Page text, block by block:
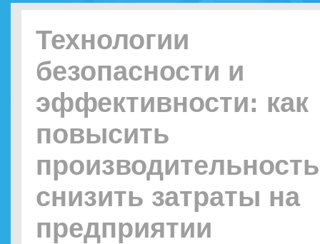
Технологии
безопасности и
эффективности: как
повысить
снизить затраты на
предприятии